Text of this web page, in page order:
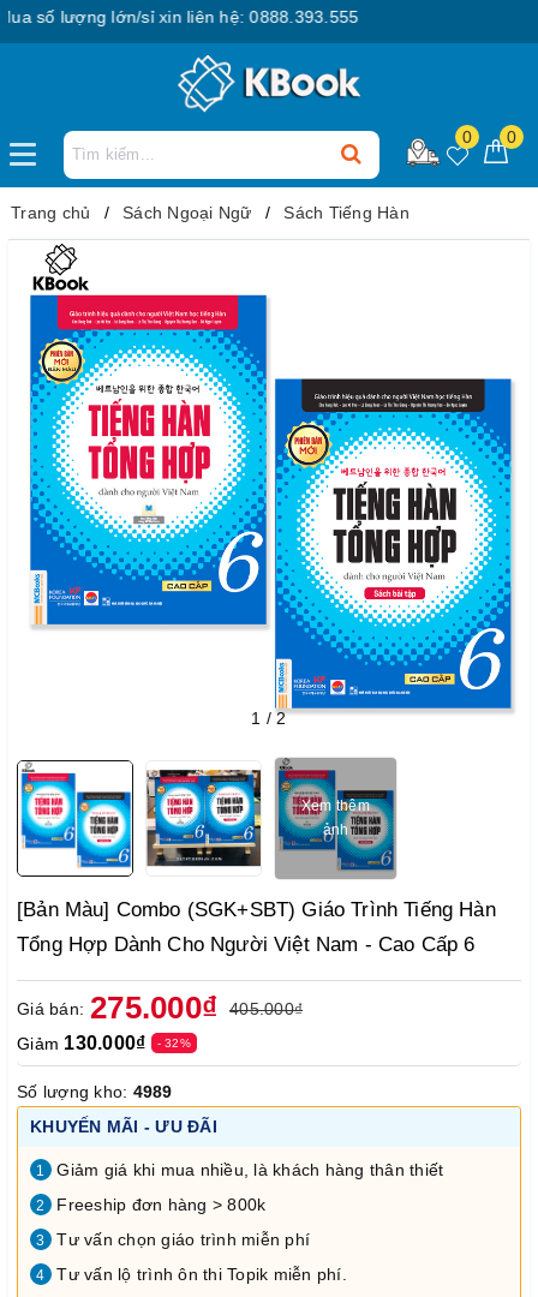
số lượng lớn/sỉ xin liên hệ: 0888.393.555
0 0
Trang chủ Sách Ngoại Ngữ Sách Tiếng Hàn
1 /2
Xem thêm
ảnh
[Bản Màu] Combo (SGK+SBT) Giáo Trình Tiếng Hàn
Tổng Hợp Dành Cho Người Việt Nam - Cao Cấp 6
Giá bán: 275.000₫
405.000₫
Giảm 130.000₫ - 32%
Số lượng kho: 4989
KHUYẾN MÃI - ƯU ĐÃI
1 Giảm giá khi mua nhiều, là khách hàng thân thiết
2 Freeship đơn hàng > 800k
3 Tư vấn chọn giáo trình miễn phí
4 Tư vấn lộ trình ôn thi Topik miễn phí.